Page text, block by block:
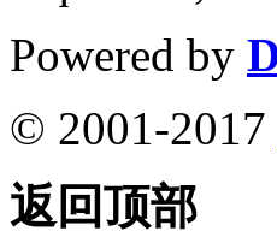
Powered by
© 2001-2017
返回顶部